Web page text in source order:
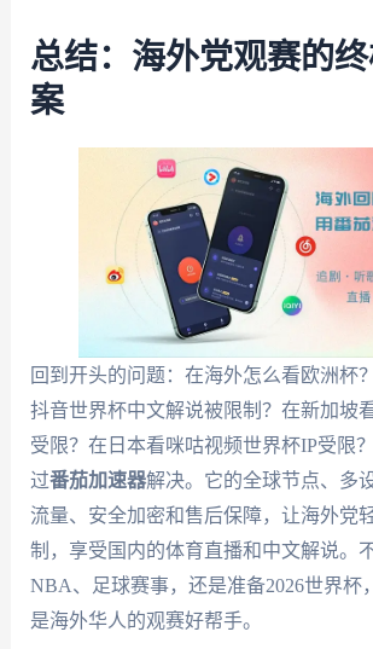
总结：海外党观赛的
案
回到开头的问题：在海外怎么看欧洲杯
抖音世界杯中文解说被限制？在新加坡
受限？在日本看咪咕视频世界杯IP受限
过番茄加速器解决。它的全球节点、多
流量、安全加密和售后保障，让海外党
制，享受国内的体育直播和中文解说。
NBA、足球赛事，还是准备2026世界杯，
是海外华人的观赛好帮手。